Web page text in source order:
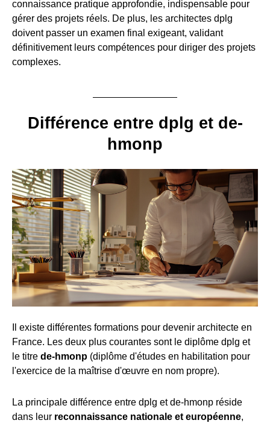
connaissance pratique approfondie, indispensable pour
gérer des projets réels. De plus, les architectes dplg
doivent passer un examen final exigeant, validant
définitivement leurs compétences pour diriger des projets
complexes.
Différence entre dplg et de-
hmonp
Il existe différentes formations pour devenir architecte en
France. Les deux plus courantes sont le diplôme dplg et
le titre de-hmonp (diplôme d'études en habilitation pour
l'exercice de la maîtrise d'œuvre en nom propre).
La principale différence entre dplg et de-hmonp réside
dans leur reconnaissance nationale et européenne,